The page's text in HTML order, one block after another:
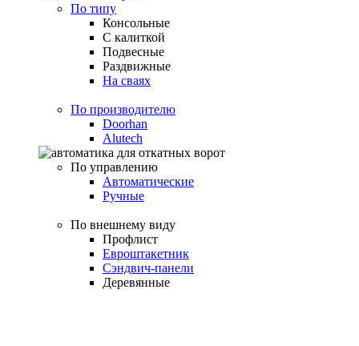
По типу
Консольные
С калиткой
Подвесные
Раздвижные
На сваях
По производителю
Doorhan
Alutech
По управлению
Автоматические
Ручные
По внешнему виду
Профлист
Евроштакетник
Сэндвич-панели
Деревянные